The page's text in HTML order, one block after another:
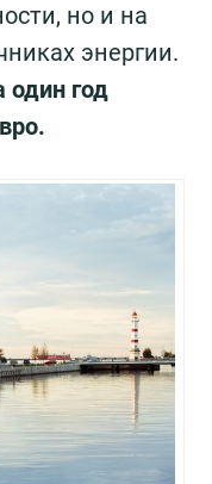
но и на
энергии.
один год